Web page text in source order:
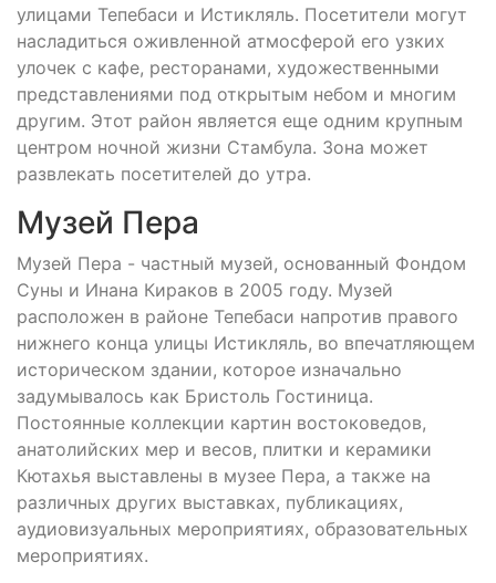
улицами Тепебаси и Истикляль. Посетители могут
насладиться оживленной атмосферой его узких
улочек с кафе, ресторанами, художественными
представлениями под открытым небом и многим
другим. Этот район является еще одним крупным
центром ночной жизни Стамбула. Зона может
развлекать посетителей до утра.
Музей Пера
Музей Пера - частный музей, основанный Фондом
Суны и Инана Кираков в 2005 году. Музей
расположен в районе Тепебаси напротив правого
нижнего конца улицы Истикляль, во впечатляющем
историческом здании, которое изначально
задумывалось как Бристоль Гостиница.
Постоянные коллекции картин востоковедов,
анатолийских мер и весов, плитки и керамики
Кютахья выставлены в музее Пера, а также на
различных других выставках, публикациях,
аудиовизуальных мероприятиях, образовательных
мероприятиях.